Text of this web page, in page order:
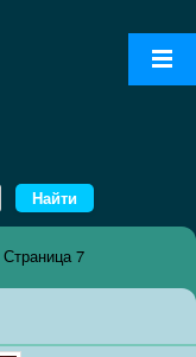
Страница 7